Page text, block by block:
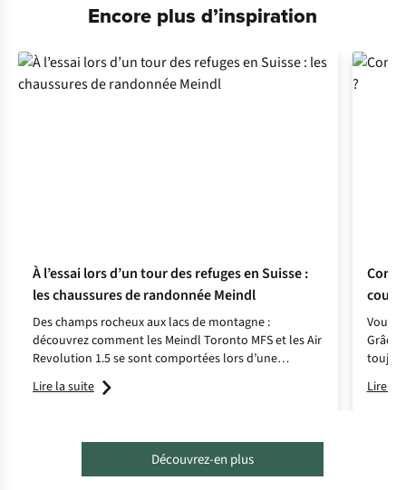
Encore plus d’inspiration
À l’essai lors d’un tour des refuges en Suisse :
les chaussures de randonnée Meindl
Des champs rocheux aux lacs de montagne :
découvrez comment les Meindl Toronto MFS et les Air
Revolution 1.5 se sont comportées lors d’une
randonnée en refuge dans les Alpes.
Lire la suite
Vous
Grâce
Lire la
Découvrez-en plus